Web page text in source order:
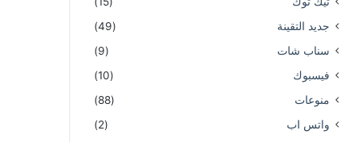
جديد التقينة
(49)
سناب شات
(9)
فيسبوك
(10)
منوعات
(88)
واتس اب
(2)